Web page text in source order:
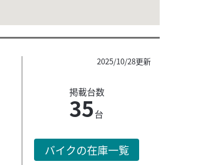
2025/10/28更新
掲載台数
35台
バイクの在庫一覧